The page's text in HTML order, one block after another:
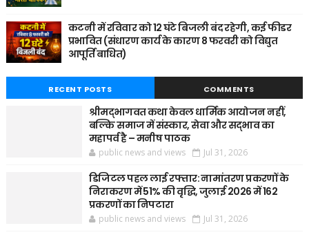
कटनी में रविवार को 12 घंटे बिजली बंद रहेगी, कई फीडर
प्रभावित (संधारण कार्य के कारण 8 फरवरी को विद्युत
आपूर्ति बाधित)
RECENT POSTS COMMENTS
श्रीमद्भागवत कथा केवल धार्मिक आयोजन नहीं,
बल्कि समाज में संस्कार, सेवा और सद्भाव का
महापर्व है – मनीष पाठक
public news and views Jul 31, 2026
डिजिटल पहल लाई रफ्तार: नामांतरण प्रकरणों के
निराकरण में 51% की वृद्धि, जुलाई 2026 में 162
प्रकरणों का निपटारा
public news and views Jul 31, 2026